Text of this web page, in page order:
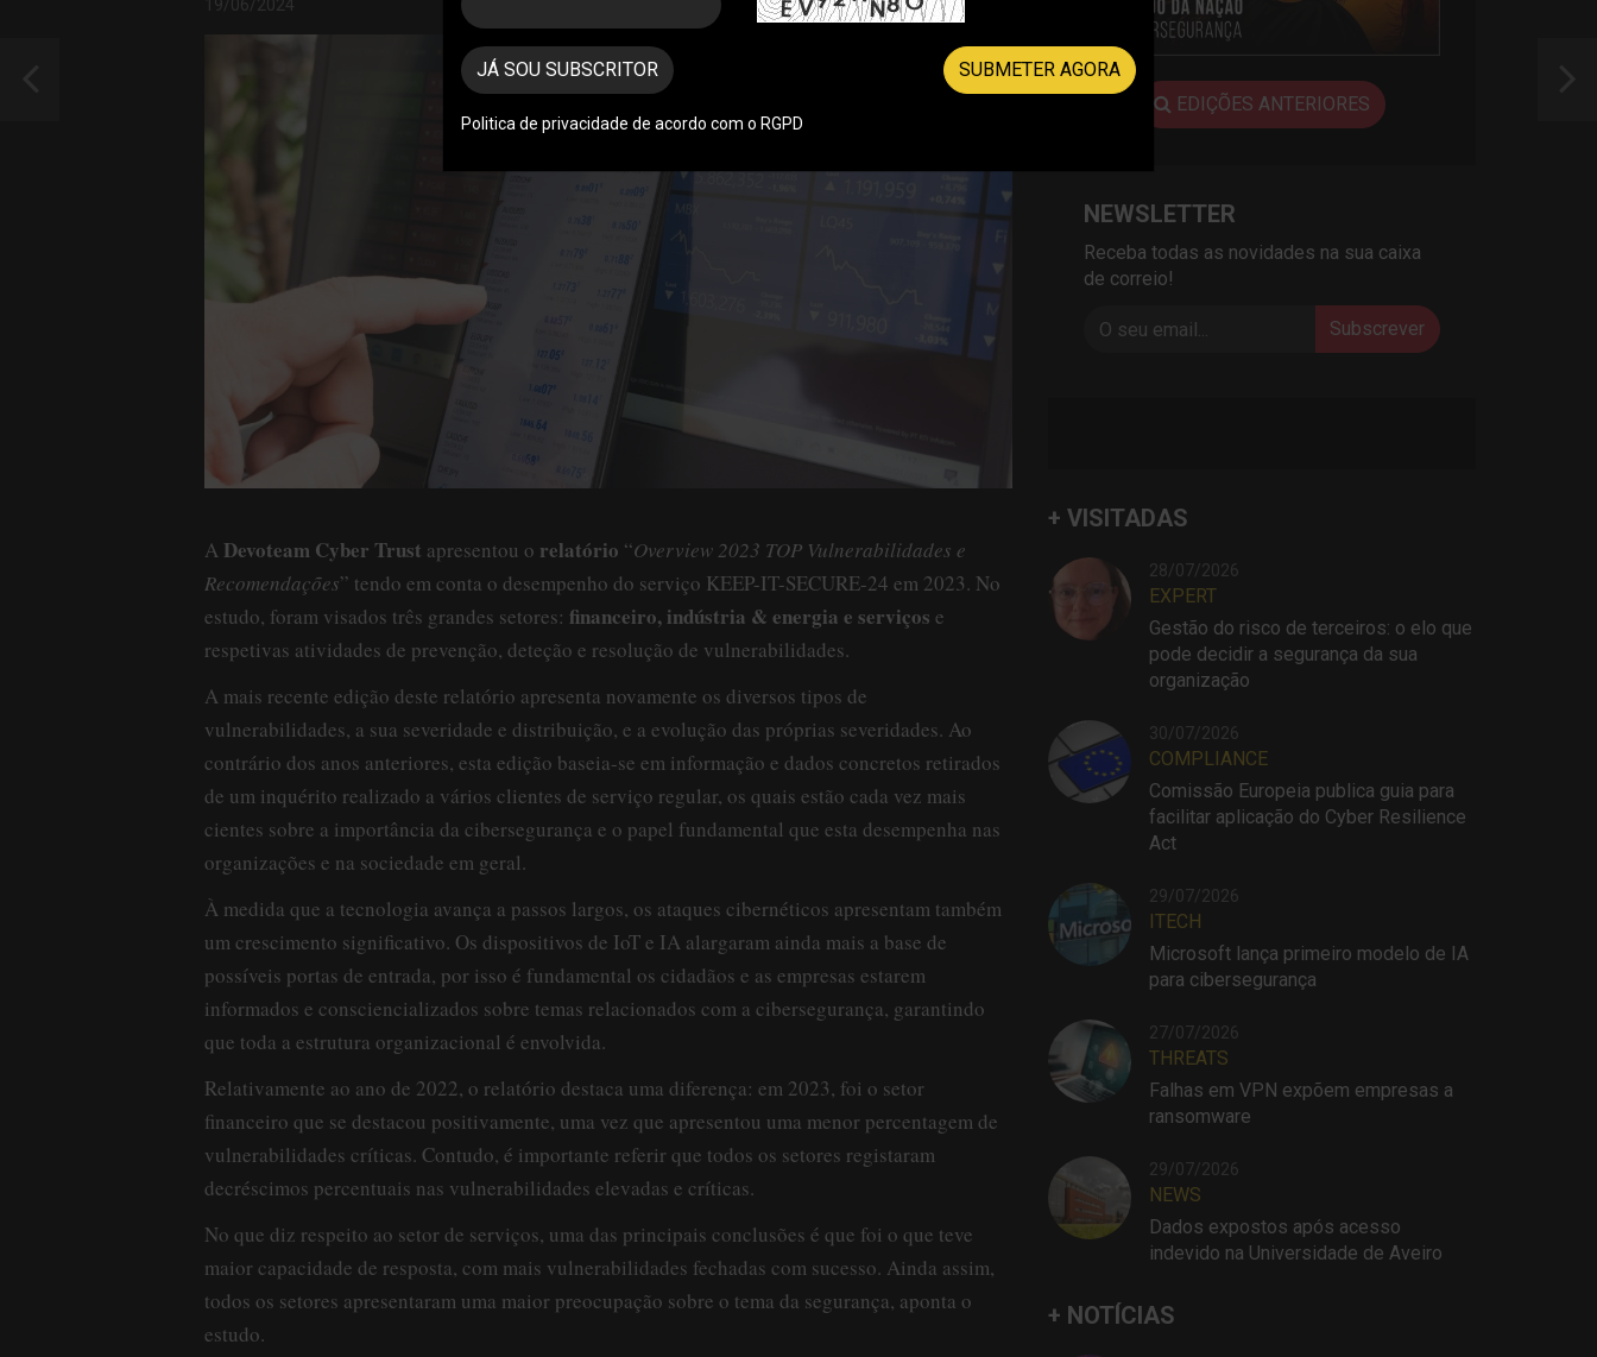
19/06/2024
A Devoteam Cyber Trust apresentou o relatório “Overview 2023 TOP Vulnerabilidades e
Recomendações” tendo em conta o desempenho do serviço KEEP-IT-SECURE-24 em 2023. No
estudo, foram visados três grandes setores: financeiro, indústria & energia e serviços e
respetivas atividades de prevenção, deteção e resolução de vulnerabilidades.
A mais recente edição deste relatório apresenta novamente os diversos tipos de
vulnerabilidades, a sua severidade e distribuição, e a evolução das próprias severidades. Ao
contrário dos anos anteriores, esta edição baseia-se em informação e dados concretos retirados
de um inquérito realizado a vários clientes de serviço regular, os quais estão cada vez mais
cientes sobre a importância da cibersegurança e o papel fundamental que esta desempenha nas
organizações e na sociedade em geral.
À medida que a tecnologia avança a passos largos, os ataques cibernéticos apresentam também
um crescimento significativo. Os dispositivos de IoT e IA alargaram ainda mais a base de
possíveis portas de entrada, por isso é fundamental os cidadãos e as empresas estarem
informados e consciencializados sobre temas relacionados com a cibersegurança, garantindo
que toda a estrutura organizacional é envolvida.
Relativamente ao ano de 2022, o relatório destaca uma diferença: em 2023, foi o setor
financeiro que se destacou positivamente, uma vez que apresentou uma menor percentagem de
vulnerabilidades críticas. Contudo, é importante referir que todos os setores registaram
decréscimos percentuais nas vulnerabilidades elevadas e críticas.
No que diz respeito ao setor de serviços, uma das principais conclusões é que foi o que teve
maior capacidade de resposta, com mais vulnerabilidades fechadas com sucesso. Ainda assim,
todos os setores apresentaram uma maior preocupação sobre o tema da segurança, aponta o
estudo.
EDIÇÕES ANTERIORES
NEWSLETTER
Receba todas as novidades na sua caixa
de correio!
Subscrever
+ VISITADAS
28/07/2026
EXPERT
Gestão do risco de terceiros: o elo que
pode decidir a segurança da sua
organização
30/07/2026
COMPLIANCE
Comissão Europeia publica guia para
facilitar aplicação do Cyber Resilience
Act
29/07/2026
ITECH
Microsoft lança primeiro modelo de IA
para cibersegurança
27/07/2026
THREATS
Falhas em VPN expõem empresas a
ransomware
29/07/2026
NEWS
Dados expostos após acesso
indevido na Universidade de Aveiro
+ NOTÍCIAS
JÁ SOU SUBSCRITOR SUBMETER AGORA
Politica de privacidade de acordo com o RGPD